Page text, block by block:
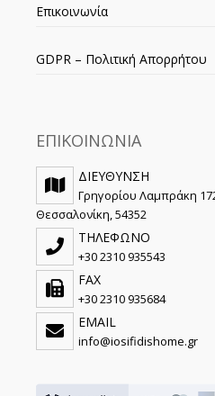
Επικοινωνία
GDPR – Πολιτική Απορρήτου
ΕΠΙΚΟΙΝΩΝΙΑ
ΔΙΕΥΘΥΝΣΗ
Γρηγορίου Λαμπράκη
Θεσσαλονίκη, 54352
ΤΗΛΕΦΩΝΟ
+30 2310 935543
FAX
+30 2310 935684
EMAIL
info@iosifidishome.gr